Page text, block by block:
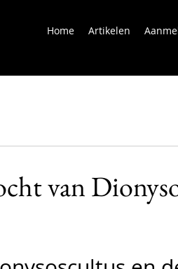
Home Artikelen
van